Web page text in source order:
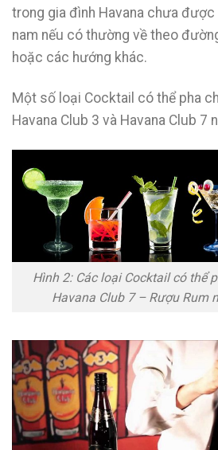
trong gia đình Havana chưa
nam nếu có thường về theo
hoặc các hướng khác.
Một số loại Cocktail có thể pha
Havana Club 3 và Havana Club 7
Hình 2: Các loại Cocktail có thể
Havana Club 7 – Rượu Rum